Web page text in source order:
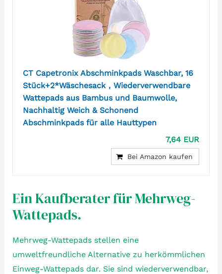
CT Capetronix Abschminkpads Waschbar, 16
Stück+2*Wäschesack，Wiederverwendbare
Wattepads aus Bambus und Baumwolle,
Nachhaltig Weich & Schonend
Abschminkpads für alle Hauttypen
7,64 EUR
Bei Amazon kaufen
Ein Kaufberater für Mehrweg-
Wattepads.
Mehrweg-Wattepads stellen eine
umweltfreundliche Alternative zu herkömmlichen
Einweg-Wattepads dar. Sie sind wiederverwendbar,